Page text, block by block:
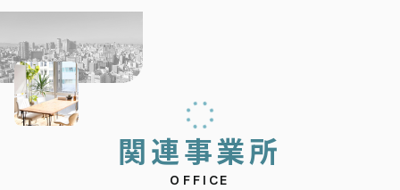
関連事業所
OFFICE